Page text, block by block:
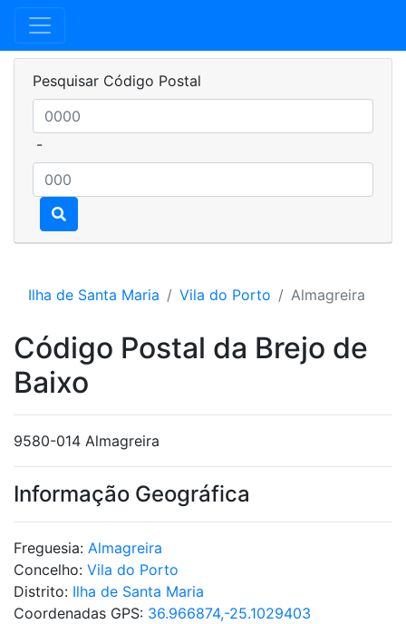
Pesquisar Código Postal
-
Ilha de Santa Maria Vila do Porto Almagreira
Código Postal da Brejo de
Baixo
9580-014 Almagreira
Informação Geográfica
Freguesia: Almagreira
Concelho: Vila do Porto
Distrito: Ilha de Santa Maria
Coordenadas GPS: 36.966874,-25.1029403